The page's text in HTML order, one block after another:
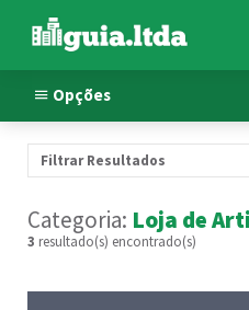
Opções
Filtrar Resultados
Categoria: Loja de
3 resultado(s) encontrado(s)